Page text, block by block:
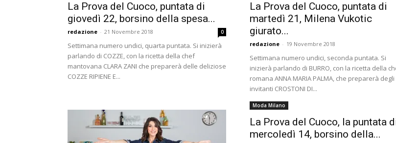
La Prova del Cuoco, puntata di
giovedì 22, borsino della spesa...
redazione - 21 Novembre 2018 0
Settimana numero undici, quarta puntata. Si inizierà
parlando di COZZE, con la ricetta della chef
mantovana CLARA ZANI che preparerà delle deliziose
COZZE RIPIENE E...
La Prova del Cuoco, puntata di
martedì 21, Milena Vukotic
giurato...
redazione - 19 Novembre 2018
Settimana numero undici, seconda puntata. Si
inizierà parlando di BURRO, con la ricetta della
romana ANNA MARIA PALMA, che preparerà degli
invitanti CROSTONI DI...
Moda Milano
La Prova del Cuoco, la puntata
mercoledì 14, borsino della...